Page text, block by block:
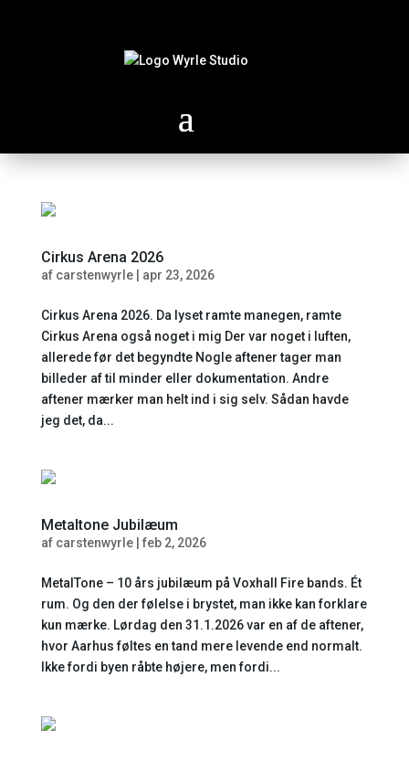
Cirkus Arena 2026
af carstenwyrle| apr 23, 2026
Cirkus Arena 2026. Da lyset ramte manegen, ramte
Cirkus Arena også noget i mig Der var noget i luften,
allerede før det begyndte Nogle aftener tager man
billeder af til minder eller dokumentation. Andre
aftener mærker man helt ind i sig selv. Sådan havde
jeg det, da...
Metaltone Jubilæum
af carstenwyrle| feb 2, 2026
MetalTone – 10 års jubilæum på Voxhall Fire bands. Ét
rum. Og den der følelse i brystet, man ikke kan forklare
kun mærke. Lørdag den 31.1.2026 var en af de aftener,
hvor Aarhus føltes en tand mere levende end normalt.
Ikke fordi byen råbte højere, men fordi...